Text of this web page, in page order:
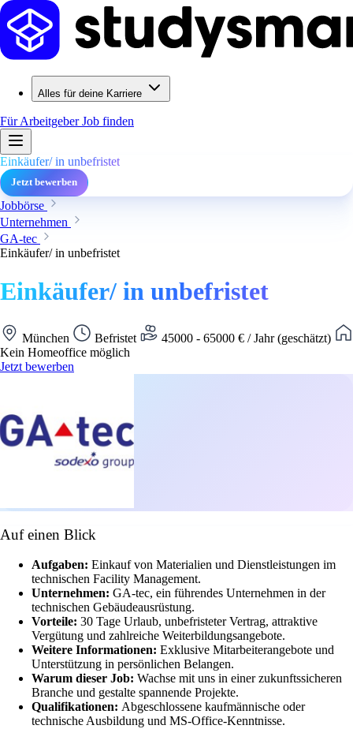
Alles für deine Karriere
Für ArbeitgeberJob finden
Einkäufer/ in unbefristet
Jetzt bewerben
Jobbörse
Unternehmen
GA-tec
Einkäufer/ in unbefristet
Einkäufer/ in unbefristet
München Befristet
45000 - 65000 € / Jahr (geschätzt)
Kein Homeoffice möglich
Jetzt bewerben
Auf einen Blick
Aufgaben: Einkauf von Materialien und Dienstleistungen im
technischen Facility Management.
Unternehmen: GA-tec, ein führendes Unternehmen in der
technischen Gebäudeausrüstung.
Vorteile: 30 Tage Urlaub, unbefristeter Vertrag, attraktive
Vergütung und zahlreiche Weiterbildungsangebote.
Weitere Informationen: Exklusive Mitarbeiterangebote und
Unterstützung in persönlichen Belangen.
Warum dieser Job: Wachse mit uns in einer zukunftssicheren
Branche und gestalte spannende Projekte.
Qualifikationen: Abgeschlossene kaufmännische oder
technische Ausbildung und MS-Office-Kenntnisse.